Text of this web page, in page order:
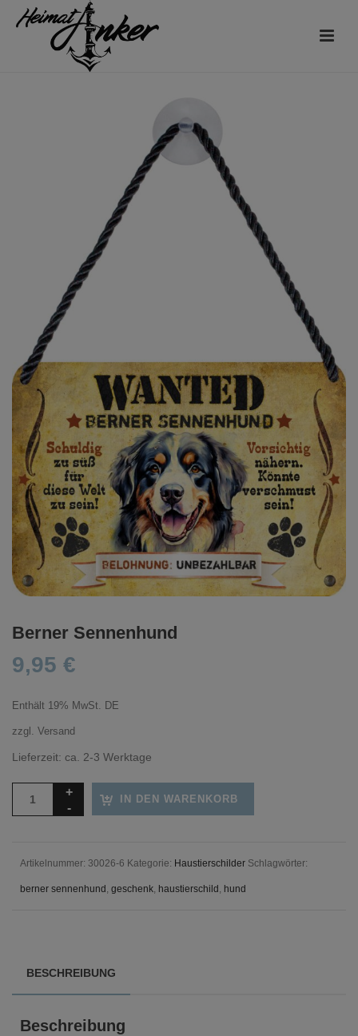
Berner Sennenhund
9,95 €
Enthält 19% MwSt. DE
zzgl. Versand
Lieferzeit: ca. 2-3 Werktage
IN DEN WARENKORB
Artikelnummer: 30026-6 Kategorie: Haustierschilder Schlagwörter:
berner sennenhund , geschenk, haustierschild , hund
BESCHREIBUNG
Beschreibung